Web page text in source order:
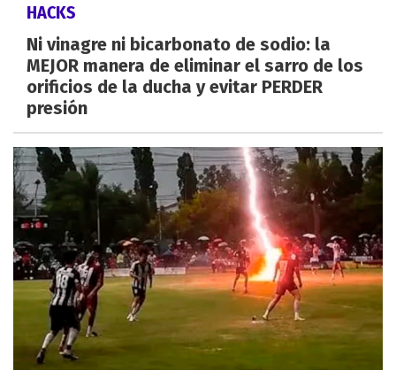
HACKS
Ni vinagre ni bicarbonato de sodio: la
MEJOR manera de eliminar el sarro de los
orificios de la ducha y evitar PERDER
presión